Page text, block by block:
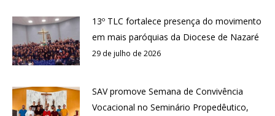
13º TLC fortalece presença do movimento
em mais paróquias da Diocese de Nazaré
29 de julho de 2026
SAV promove Semana de Convivência
Vocacional no Seminário Propedêutico,